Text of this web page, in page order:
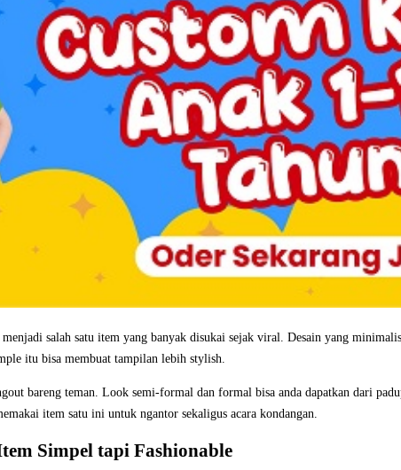
salah satu item yang banyak disukai sejak viral. Desain yang
itu bisa membuat tampilan lebih stylish.
bareng teman. Look semi-formal dan formal bisa anda dapatkan dari
item satu ini untuk ngantor sekaligus acara kondangan.
Simpel tapi Fashionable